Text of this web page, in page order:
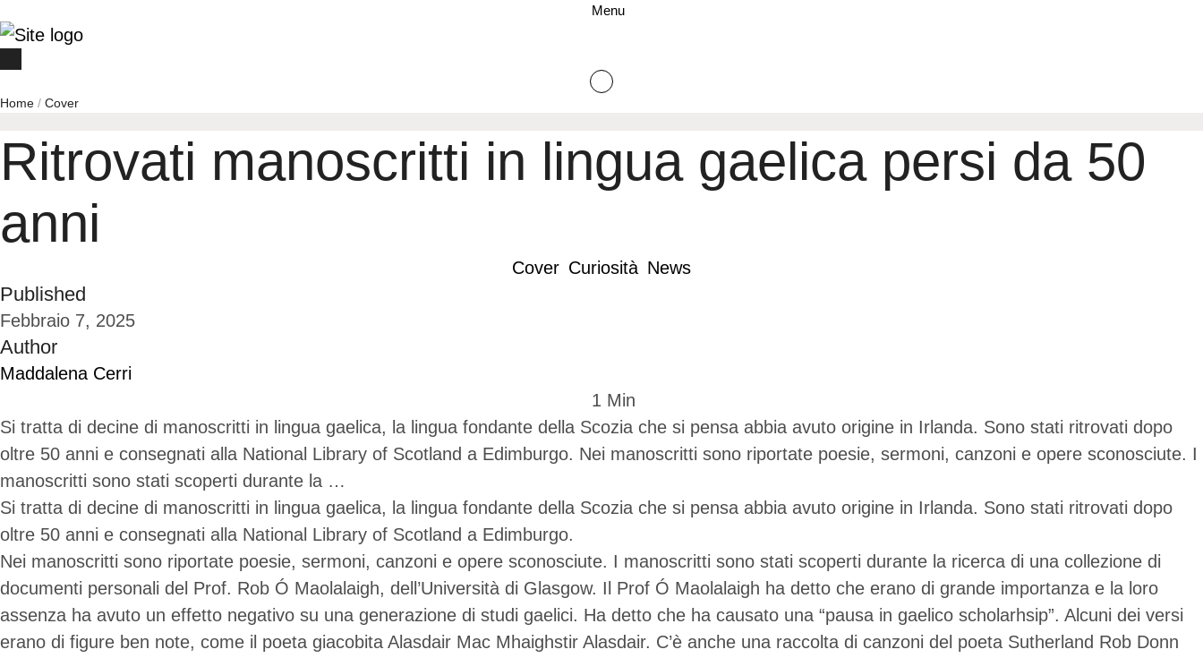
Menu
Home / Cover
Ritrovati manoscritti in lingua gaelica persi da 50
anni
Cover Curiosità News
Published
Febbraio 7, 2025
Author
Maddalena Cerri
1 Min
Si tratta di decine di manoscritti in lingua gaelica, la lingua fondante della Scozia che si pensa abbia avuto origine in Irlanda. Sono stati ritrovati dopo
oltre 50 anni e consegnati alla National Library of Scotland a Edimburgo. Nei manoscritti sono riportate poesie, sermoni, canzoni e opere sconosciute. I
manoscritti sono stati scoperti durante la …
Si tratta di decine di manoscritti in lingua gaelica, la lingua fondante della Scozia che si pensa abbia avuto origine in Irlanda. Sono stati ritrovati dopo
oltre 50 anni e consegnati alla National Library of Scotland a Edimburgo.
Nei manoscritti sono riportate poesie, sermoni, canzoni e opere sconosciute. I manoscritti sono stati scoperti durante la ricerca di una collezione di
documenti personali del Prof. Rob Ó Maolalaigh, dell’Università di Glasgow. Il Prof Ó Maolalaigh ha detto che erano di grande importanza e la loro
assenza ha avuto un effetto negativo su una generazione di studi gaelici. Ha detto che ha causato una “pausa in gaelico scholarhsip”. Alcuni dei versi
erano di figure ben note, come il poeta giacobita Alasdair Mac Mhaighstir Alasdair. C’è anche una raccolta di canzoni del poeta Sutherland Rob Donn